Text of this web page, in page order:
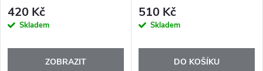
420 Kč
Skladem
ZOBRAZIT
510 Kč
Skladem
DO KOŠÍKU